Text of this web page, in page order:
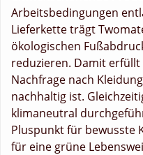
Arbeitsbedingungen
Lieferkette trägt
ökologischen
reduzieren. Damit
Nachfrage nach
nachhaltig ist.
klimaneutral
Pluspunkt für bewusste
für eine grüne